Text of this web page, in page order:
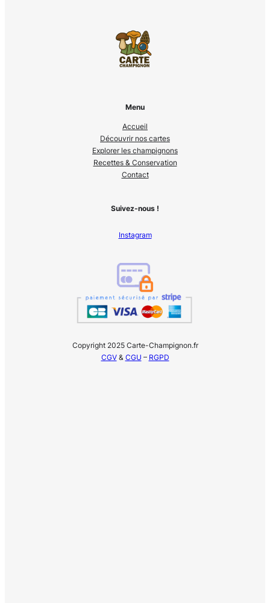
Menu
Accueil
Découvrir nos cartes
Explorer les champignons
Recettes & Conservation
Contact
Suivez-nous !
Instagram
Copyright 2025 Carte-Champignon.fr
CGV& CGU – RGPD